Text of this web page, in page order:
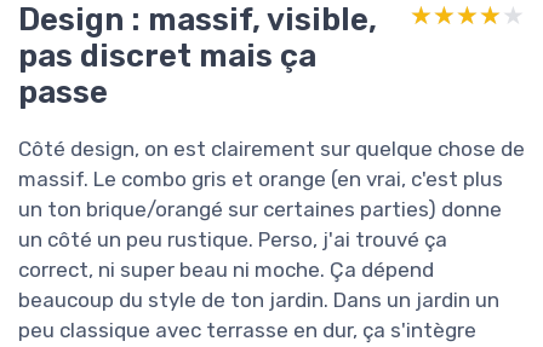
Design : massif, visible,
pas discret mais ça
passe
★★★★★
★★★★★
Côté design, on est clairement sur quelque chose de
massif. Le combo gris et orange (en vrai, c'est plus
un ton brique/orangé sur certaines parties) donne
un côté un peu rustique. Perso, j'ai trouvé ça
correct, ni super beau ni moche. Ça dépend
beaucoup du style de ton jardin. Dans un jardin un
peu classique avec terrasse en dur, ça s'intègre